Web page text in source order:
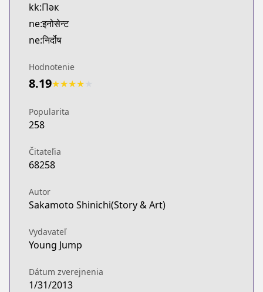
Book☆Walker
https://bookwalker.jp/series/16067/list
Official English
https://www.darkhorse.com/Books/3007-204/
kk:Пәк
ne:इनोसेन्ट
ne:निर्दोष
Hodnotenie
8.19★★★★
Popularita
258
Čitateľia
68258
Autor
Sakamoto Shinichi(Story & Art)
Vydavateľ
Young Jump
Dátum zverejnenia
1/31/2013